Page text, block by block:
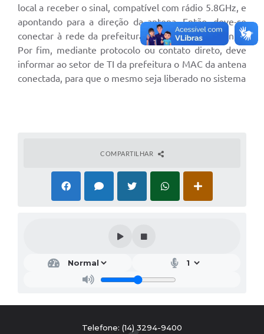
local a receber o sinal, compatível com rádio 5.8GHz, e
apontando para a direção da antena. Então, deve-se
conectar à rede da prefeitura, que estará sem senha.
Por fim, mediante protocolo ou contato direto, deve
informar ao setor de TI da prefeitura o MAC da antena
conectada, para que o mesmo seja liberado no sistema
COMPARTILHAR
Telefone: (14) 3294-9400